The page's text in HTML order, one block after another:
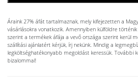
Áraink 27% áfát tartalmaznak, mely kifejezetten a
vásárlásokra vonatkozik. Amennyiben külföldre
szerint a termékek áfája a vevő országa szerint kerül
szállítási ajánlatért kérjük, írj nekünk. Mindig a
legköltséghatékonyabb megoldást keressük. További
bizalommal!